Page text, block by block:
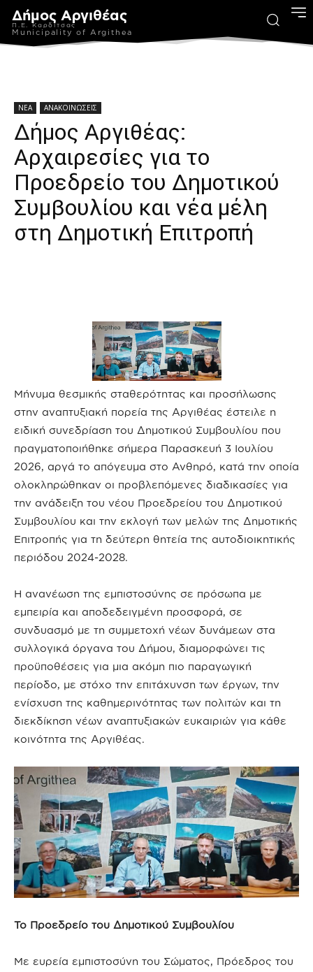
Δήμος Αργιθέας
Π.Ε. Καρδίτσας
Municipality of Argithea
ΝΕΑ ΑΝΑΚΟΙΝΩΣΕΙΣ
Δήμος Αργιθέας:
Αρχαιρεσίες για το
Προεδρείο του Δημοτικού
Συμβουλίου και νέα μέλη
στη Δημοτική Επιτροπή
Μήνυμα θεσμικής σταθερότητας και προσήλωσης
στην αναπτυξιακή πορεία της Αργιθέας έστειλε η
ειδική συνεδρίαση του Δημοτικού Συμβουλίου που
πραγματοποιήθηκε σήμερα Παρασκευή 3 Ιουλίου
2026, αργά το απόγευμα στο Ανθηρό, κατά την οποία
ολοκληρώθηκαν οι προβλεπόμενες διαδικασίες για
την ανάδειξη του νέου Προεδρείου του Δημοτικού
Συμβουλίου και την εκλογή των μελών της Δημοτικής
Επιτροπής για τη δεύτερη θητεία της αυτοδιοικητικής
περιόδου 2024-2028.
Η ανανέωση της εμπιστοσύνης σε πρόσωπα με
εμπειρία και αποδεδειγμένη προσφορά, σε
συνδυασμό με τη συμμετοχή νέων δυνάμεων στα
συλλογικά όργανα του Δήμου, διαμορφώνει τις
προϋποθέσεις για μια ακόμη πιο παραγωγική
περίοδο, με στόχο την επιτάχυνση των έργων, την
ενίσχυση της καθημερινότητας των πολιτών και τη
διεκδίκηση νέων αναπτυξιακών ευκαιριών για κάθε
κοινότητα της Αργιθέας.
Το Προεδρείο του Δημοτικού Συμβουλίου
Με ευρεία εμπιστοσύνη του Σώματος, Πρόεδρος του